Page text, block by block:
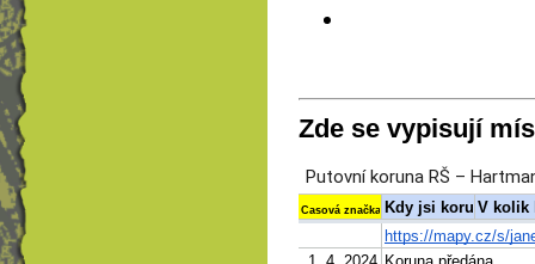
Zde se vypisují